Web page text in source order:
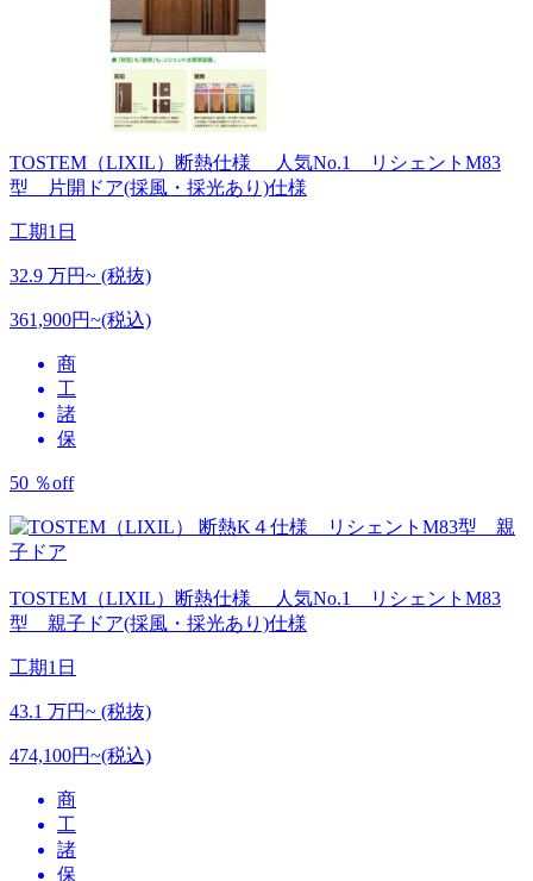
TOSTEM（LIXIL）断熱仕様
人気No.1 リシェントM83
型 片開ドア(採風・採光あり)仕様
工期1日
32.9 万円~ (税抜)
361,900円~(税込)
商
工
諸
保
50 ％off
TOSTEM（LIXIL）断熱仕様
人気No.1 リシェントM83
型 親子ドア(採風・採光あり)仕様
工期1日
43.1 万円~ (税抜)
474,100円~(税込)
商
工
諸
保